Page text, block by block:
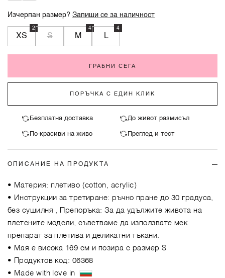
Изчерпан размер?Запиши се за наличност
XS
2
S M
4
L
4
ГРАБНИ СЕГА
ПОРЪЧКА С ЕДИН КЛИК
Безплатна доставка До живот размисъл
По-красиви на живо Преглед и тест
ОПИСАНИЕ НА ПРОДУКТА
• Материя: плетиво (cotton, acrylic)
• Инструкции за третиране: ръчно пране до 30 градуса,
без сушилня , Препоръка: За да удължите живота на
плетените модели, съветваме да използвате мек
препарат за плетива и деликатни тъкани.
• Мая е висока 169 см и позира с размер S
• Продуктов код: 06368
• Made with love in